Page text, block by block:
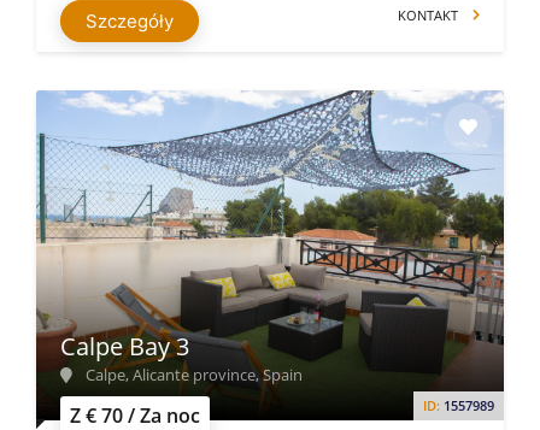
Szczegóły KONTAKT
Z € 70 / Za noc ID: 1557989
Calpe Bay 3
Calpe, Alicante province, Spain